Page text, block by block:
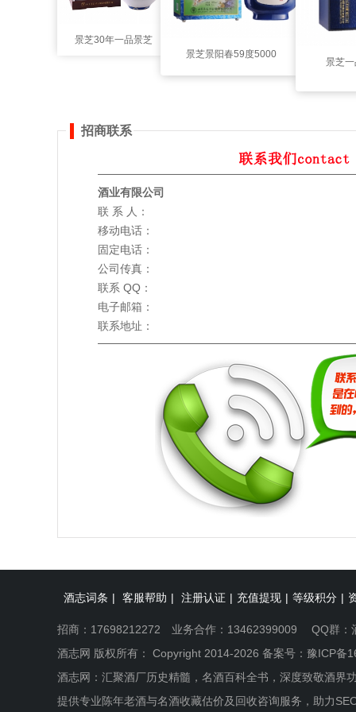
景芝30年一品景芝
景芝景阳春59度5000
景芝
招商联系
酒业有限公司
联 系 人：
移动电话：
固定电话：
公司传真：
联系 QQ：
电子邮箱：
联系地址：
酒志词条 | 客服帮助 | 注册认证 | 充值提现 | 等级积分 |
招商：17698212272 业务合作：13462399009 QQ群：
酒志网 版权所有： Copyright 2014-2026 备案号： 豫ICP备
酒志网：汇聚酒厂历史精髓，名酒百科全书，深度致敬酒界
提供专业陈年老酒与名酒收藏估价及回收咨询服务，助力